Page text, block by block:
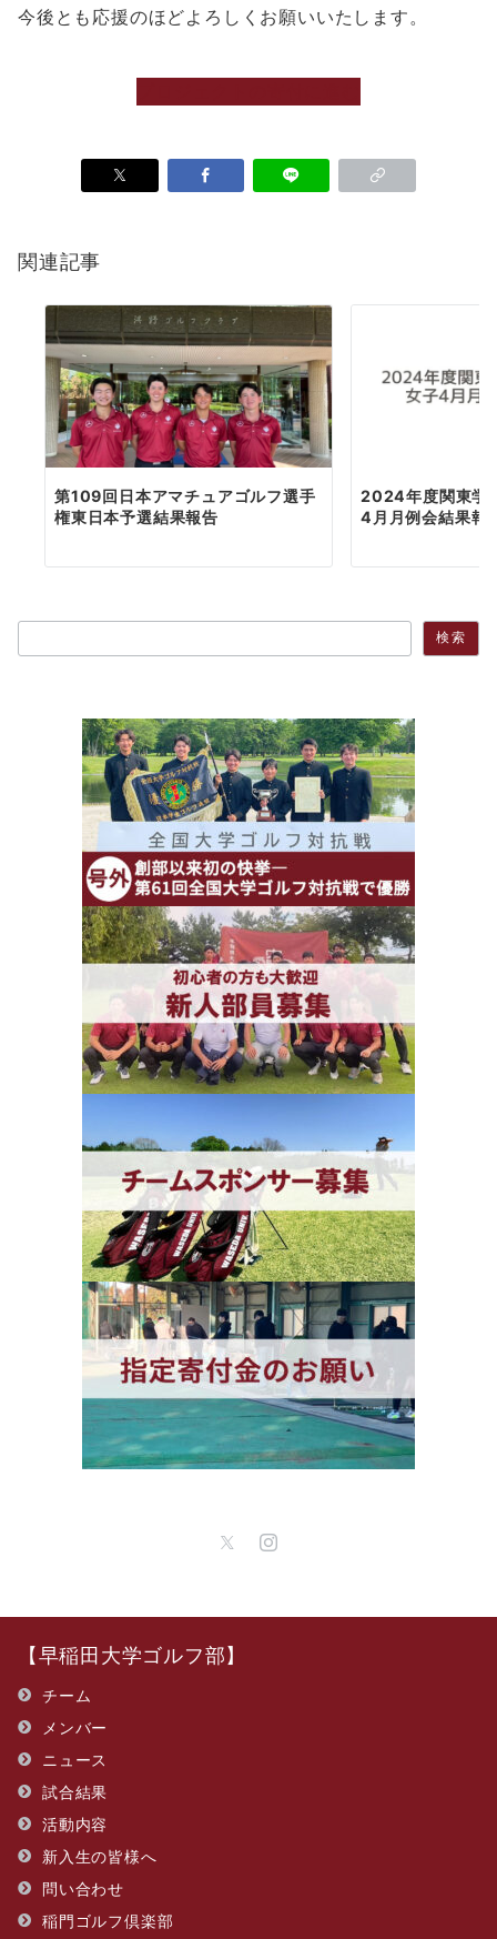
今後とも応援のほどよろしくお願いいたします。
関連記事
第109回日本アマチュアゴルフ選手
権東日本予選結果報告
2024年度関東学
4月月例会結果報
検索
【早稲田大学ゴルフ部】
チーム
メンバー
ニュース
試合結果
活動内容
新入生の皆様へ
問い合わせ
​稲門ゴルフ倶楽部